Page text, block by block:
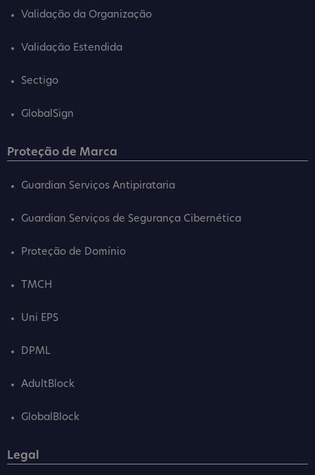
Validação da Organização
Validação Estendida
Sectigo
GlobalSign
Proteção de Marca
Guardian Serviços Antipirataria
Guardian Serviços de Segurança Cibernética
Proteção de Domínio
TMCH
Uni EPS
DPML
AdultBlock
GlobalBlock
Legal